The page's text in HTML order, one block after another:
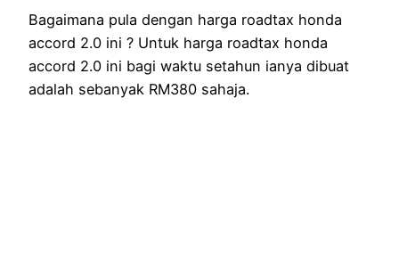
Bagaimana pula dengan harga roadtax honda
accord 2.0 ini ? Untuk harga roadtax honda
accord 2.0 ini bagi waktu setahun ianya dibuat
adalah sebanyak RM380 sahaja.